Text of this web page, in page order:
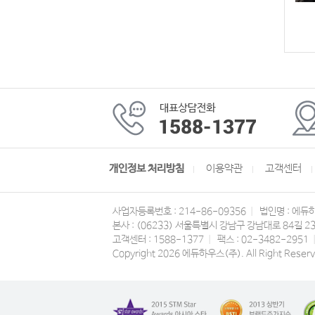
개인정보 처리방침 이용약관 고객센터
사업자등록번호 : 214-86-09356
법인명 : 에듀
본사 : (06233) 서울특별시 강남구 강남대로 84길
고객센터 : 1588-1377
팩스 : 02-3482-2951
Copyright 2026 에듀하우스(주). All Right